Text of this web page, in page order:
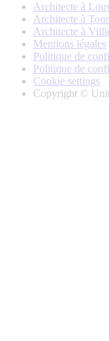
Architecte à
Architecte à
Architecte à
Mentions légales
Politique de
Politique de
Cookie settings
Copyright ©